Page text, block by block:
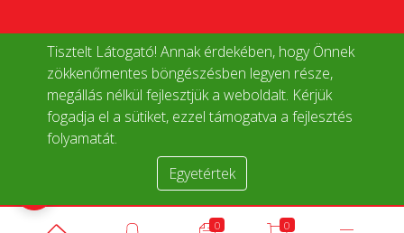
Tisztelt Látogató! Annak érdekében, hogy Önnek
zökkenőmentes böngészésben legyen része,
megállás nélkül fejlesztjük a weboldalt. Kérjük
fogadja el a sütiket, ezzel támogatva a fejlesztés
folyamatát.
Egyetértek
0
0
Termékek összehasonlítása